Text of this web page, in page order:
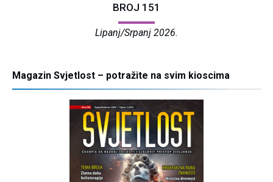
BROJ 151
Lipanj/Srpanj 2026.
Magazin Svjetlost – potražite na svim kioscima